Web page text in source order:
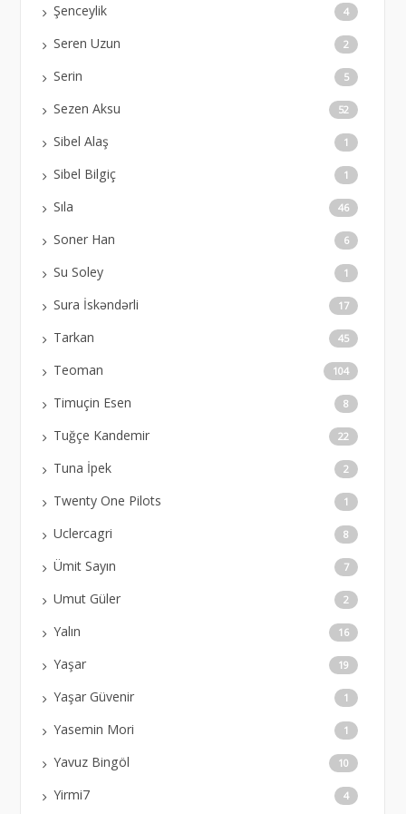
Şenceylik 4
Seren Uzun 2
Serin 5
Sezen Aksu 52
Sibel Alaş 1
Sibel Bilgiç 1
Sıla 46
Soner Han 6
Su Soley 1
Sura İskəndərli 17
Tarkan 45
Teoman 104
Timuçin Esen 8
Tuğçe Kandemir 22
Tuna İpek 2
Twenty One Pilots 1
Uclercagri 8
Ümit Sayın 7
Umut Güler 2
Yalın 16
Yaşar 19
Yaşar Güvenir 1
Yasemin Mori 1
Yavuz Bingöl 10
Yirmi7 4